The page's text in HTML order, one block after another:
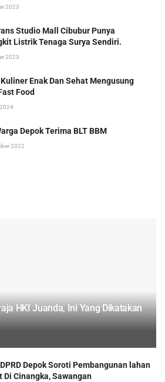
2023
Studio Mall Cibubur Punya
Listrik Tenaga Surya Sendiri.
2023
Enak Dan Sehat Mengusung
Food
Depok Terima BLT BBM
2022
HKI Juanda, Ini Yang Dikatakan
Depok Soroti Pembangunan lahan
Di Cinangka, Sawangan